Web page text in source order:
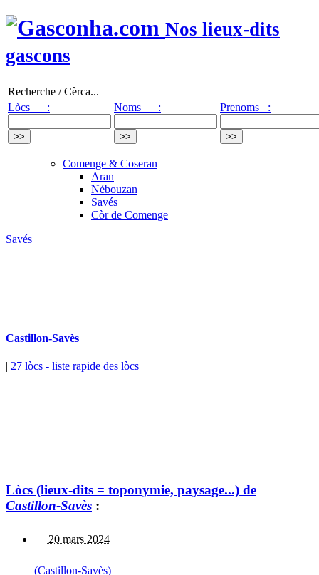
Nos lieux-dits
gascons
Recherche / Cèrca...
Lòcs :
Noms : Prenoms :
Comenge & Coseran
Aran
Nébouzan
Savés
Còr de Comenge
Savés
Castillon-Savès
| 27 lòcs - liste rapide des lòcs
Lòcs (lieux-dits = toponymie, paysage...) de
Castillon-Savès :
20 mars 2024
(Castillon-Savès)